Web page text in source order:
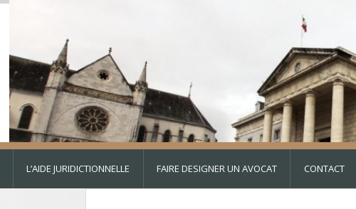
L’AIDE JURIDICTIONNELLE FAIRE DESIGNER UN AVOCAT CONTACT